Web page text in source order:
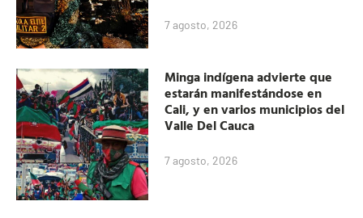
7 agosto, 2026
Minga indígena advierte que
estarán manifestándose en
Cali, y en varios municipios del
Valle Del Cauca
7 agosto, 2026